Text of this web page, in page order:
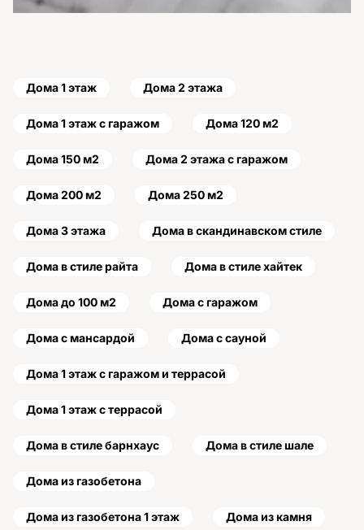
Дома 1 этаж Дома 2 этажа
Дома 1 этаж с гаражом Дома 120 м2
Дома 150 м2 Дома 2 этажа с гаражом
Дома 200 м2 Дома 250 м2
Дома 3 этажа Дома в скандинавском стиле
Дома в стиле райта Дома в стиле хайтек
Дома до 100 м2 Дома с гаражом
Дома с мансардой Дома с сауной
Дома 1 этаж с гаражом и террасой
Дома 1 этаж с террасой
Дома в стиле барнхаус Дома в стиле шале
Дома из газобетона
Дома из газобетона 1 этаж Дома из камня